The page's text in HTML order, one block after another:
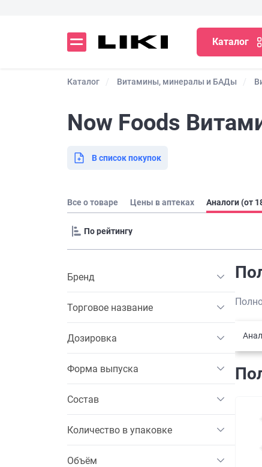
Каталог
Каталог Витамины, минералы и БАДы
Now Foods
В список покупок
Все о товаре Цены в аптеках Аналоги (от
Бренд
Торговое название
Дозировка
Форма выпуска
Состав
Количество в упаковке
Объём